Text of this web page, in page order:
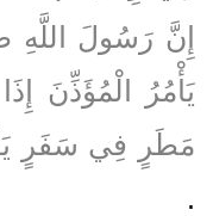
إِنَّ رَسُولَ اللَّهِ
يَأْمُرُ الْمُؤَذِّنَ
مَطَرٍ فِي سَفَرٍ
‏.‏